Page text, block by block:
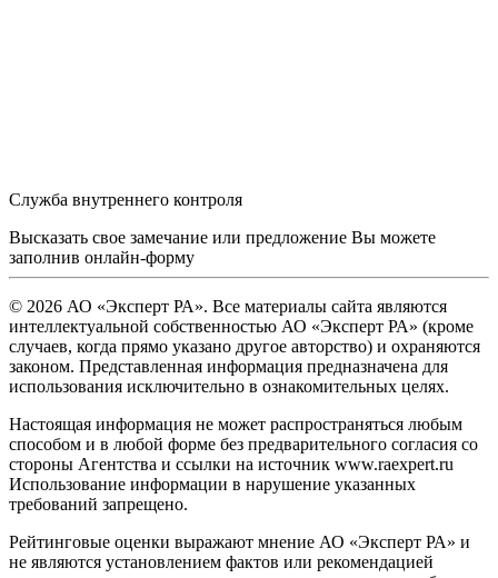
Служба внутреннего контроля
Высказать свое замечание или предложение Вы можете
заполнив онлайн-форму
© 2026 АО «Эксперт РА». Все материалы сайта являются
интеллектуальной собственностью АО «Эксперт РА» (кроме
случаев, когда прямо указано другое авторство) и охраняются
законом. Представленная информация предназначена для
использования исключительно в ознакомительных целях.
Настоящая информация не может распространяться любым
способом и в любой форме без предварительного согласия со
стороны Агентства и ссылки на источник www.raexpert.ru
Использование информации в нарушение указанных
требований запрещено.
Рейтинговые оценки выражают мнение АО «Эксперт РА» и
не являются установлением фактов или рекомендацией